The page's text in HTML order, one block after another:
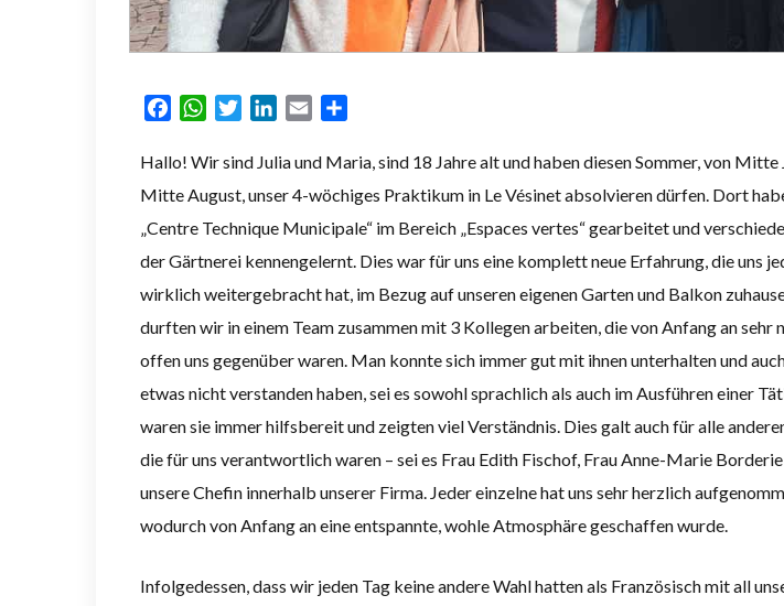
FacebookWhatsAppTwitterLinkedIn
Email
Hallo! Wir sind Julia und Maria, sind 18 Jahre alt und haben diesen Sommer, von Mitte
Mitte August, unser 4-wöchiges Praktikum in Le Vésinet absolvieren dürfen. Dort
„Centre Technique Municipale“ im Bereich „Espaces vertes“ gearbeitet und
der Gärtnerei kennengelernt. Dies war für uns eine komplett neue Erfahrung, die uns
wirklich weitergebracht hat, im Bezug auf unseren eigenen Garten und Balkon
durften wir in einem Team zusammen mit 3 Kollegen arbeiten, die von Anfang an sehr
offen uns gegenüber waren. Man konnte sich immer gut mit ihnen unterhalten und
etwas nicht verstanden haben, sei es sowohl sprachlich als auch im Ausführen einer
waren sie immer hilfsbereit und zeigten viel Verständnis. Dies galt auch für alle
die für uns verantwortlich waren – sei es Frau Edith Fischof, Frau Anne-Marie
unsere Chefin innerhalb unserer Firma. Jeder einzelne hat uns sehr herzlich
wodurch von Anfang an eine entspannte, wohle Atmosphäre geschaffen wurde.
Infolgedessen, dass wir jeden Tag keine andere Wahl hatten als Französisch mit all